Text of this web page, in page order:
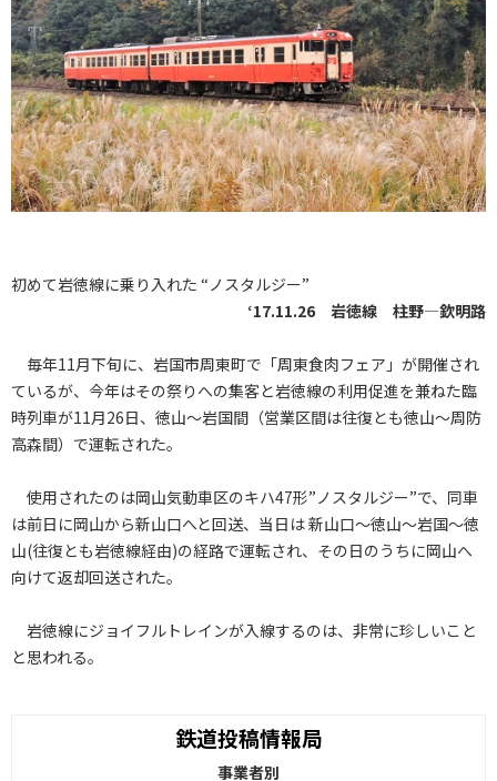
初めて岩徳線に乗り入れた “ノスタルジー”
‘17.11.26 岩徳線 柱野―欽明路
毎年11月下旬に、岩国市周東町で「周東食肉フェア」が開催され
ているが、今年はその祭りへの集客と岩徳線の利用促進を兼ねた臨
時列車が11月26日、徳山～岩国間（営業区間は往復とも徳山～周防
高森間）で運転された。
使用されたのは岡山気動車区のキハ47形”ノスタルジー”で、同車
は前日に岡山から新山口へと回送、当日は 新山口～徳山～岩国～徳
山(往復とも岩徳線経由)の経路で運転され、その日のうちに岡山へ
向けて返却回送された。
岩徳線にジョイフルトレインが入線するのは、非常に珍しいこと
と思われる。
鉄道投稿情報局
事業者別